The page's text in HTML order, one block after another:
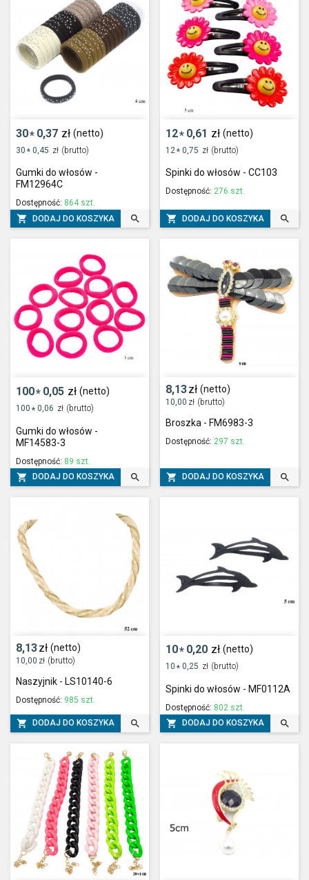
30* 0,37 zł (netto)
30 * 0,45 zł (brutto)
Gumki do włosów -
FM12964C
Dostępność: 864 szt.
 DODAJ DO KOSZYKA 
12* 0,61 zł (netto)
12 * 0,75 zł (brutto)
Spinki do włosów - CC103
Dostępność: 276 szt.
 DODAJ DO KOSZYKA 
100* 0,05 zł (netto)
100 * 0,06 zł (brutto)
Gumki do włosów -
MF14583-3
Dostępność: 89 szt.
 DODAJ DO KOSZYKA 
8,13zł (netto)
10,00 zł (brutto)
Broszka - FM6983-3
Dostępność: 297 szt.
 DODAJ DO KOSZYKA 
8,13zł (netto)
10,00 zł (brutto)
Naszyjnik - LS10140-6
Dostępność: 985 szt.
 DODAJ DO KOSZYKA 
10* 0,20 zł (netto)
10 * 0,25 zł (brutto)
Spinki do włosów - MF0112A
Dostępność: 802 szt.
 DODAJ DO KOSZYKA 